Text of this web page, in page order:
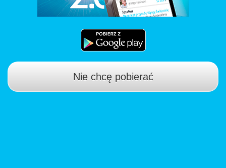
Nie chcę pobierać